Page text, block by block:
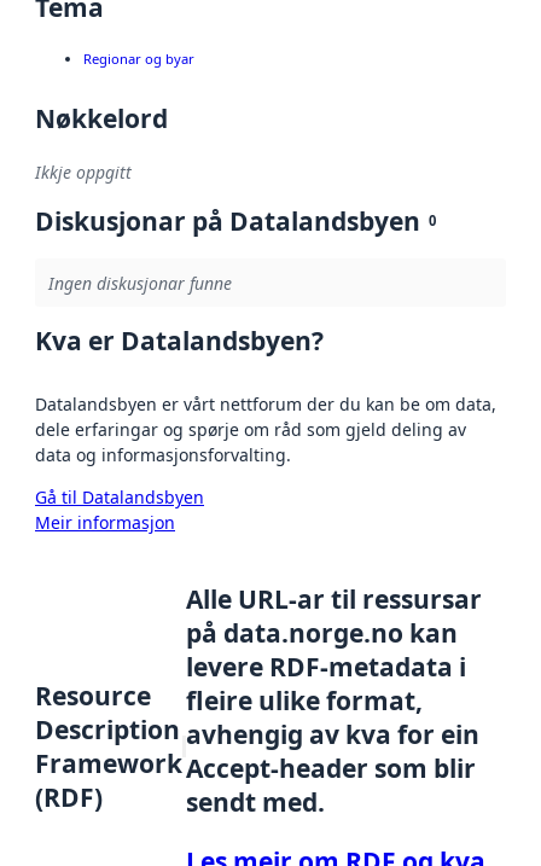
Regionar og byar
Nøkkelord
Ikkje oppgitt
Diskusjonar på Datalandsbyen 0
Ingen diskusjonar funne
Kva er Datalandsbyen?
Datalandsbyen er vårt nettforum der du kan be om data,
dele erfaringar og spørje om råd som gjeld deling av
data og informasjonsforvalting.
Gå til Datalandsbyen
Meir informasjon
Resource
Description
Framework
(RDF)
Alle URL-ar til ressursar
på data.norge.no kan
levere RDF-metadata i
fleire ulike format,
avhengig av kva for ein
Accept-header som blir
sendt med.